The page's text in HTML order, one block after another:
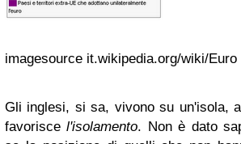
imagesource it.wikipedia.org/wiki/Euro
Gli inglesi, si sa, vivono su un'isola,
favoriscel'isolamento. Non è dato